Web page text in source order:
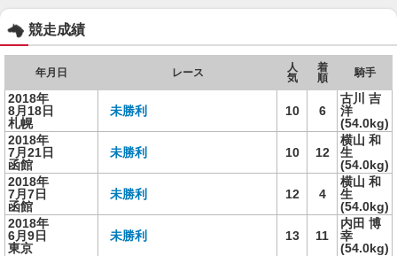
競走成績
年月日 レース
人
気
着
順
騎手
2018年
8月18日
札幌
未勝利 10 6
古川 吉
洋
(54.0kg)
2018年
7月21日
函館
未勝利 10 12
横山 和
生
(54.0kg)
2018年
7月7日
函館
未勝利 12 4
横山 和
生
(54.0kg)
2018年
6月9日
東京
未勝利 13 11
内田 博
幸
(54.0kg)